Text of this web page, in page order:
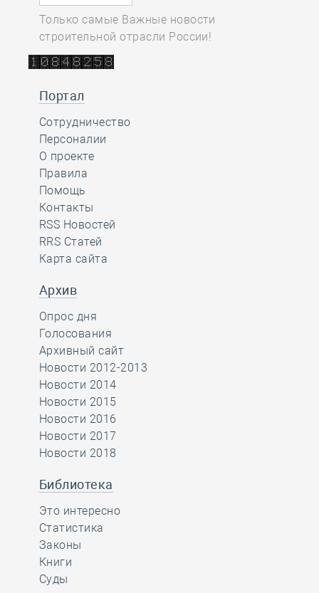
Только самые Важные новости
строительной отрасли России!
Портал
Сотрудничество
Персоналии
О проекте
Правила
Помощь
Контакты
RSS Новостей
RRS Статей
Карта сайта
Архив
Опрос дня
Голосования
Архивный сайт
Новости 2012-2013
Новости 2014
Новости 2015
Новости 2016
Новости 2017
Новости 2018
Библиотека
Это интересно
Статистика
Законы
Книги
Суды